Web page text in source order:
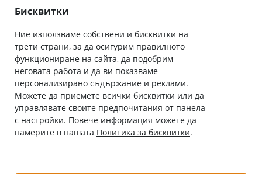
Общи условия
Абонирай се за нашия бюлетин
С абонамента се съгласявам сПолитиката за лични данни.
Онлайн аптека, част от аптеки „Ванчева“
Бисквитки
Ние използваме собствени и бисквитки на
трети страни, за да осигурим правилното
функциониране на сайта, да подобрим
неговата работа и да ви показваме
персонализирано съдържание и реклами.
Можете да приемете всички бисквитки или да
управлявате своите предпочитания от панела
с настройки. Повече информация можете да
намерите в нашата Политика за бисквитки.